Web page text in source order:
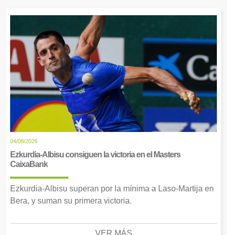
04/08/2026
Ezkurdia-Albisu consiguen la victoria en el Masters
CaixaBank
Ezkurdia-Albisu superan por la mínima a Laso-Martija en
Bera, y suman su primera victoria.
VER MÁS